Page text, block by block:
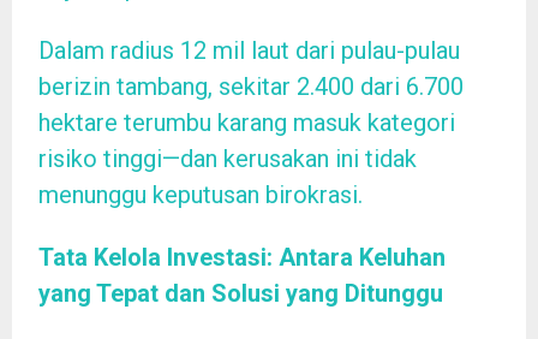
Dalam radius 12 mil laut dari pulau-pulau
berizin tambang, sekitar 2.400 dari 6.700
hektare terumbu karang masuk kategori
risiko tinggi—dan kerusakan ini tidak
menunggu keputusan birokrasi.
Tata Kelola Investasi: Antara Keluhan
yang Tepat dan Solusi yang Ditunggu